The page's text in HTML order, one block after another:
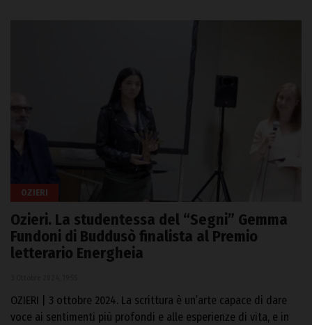
OZIERI
Ozieri. La studentessa del “Segni” Gemma
Fundoni di Buddusò finalista al Premio
letterario Energheia
OZIERI | 3 ottobre 2024. La scrittura è un’arte capace di dare
voce ai sentimenti più profondi e alle esperienze di vita, e in